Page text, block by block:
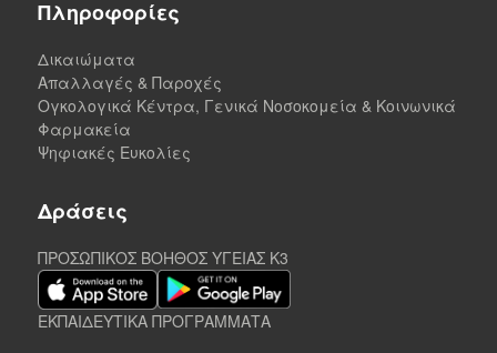
Πληροφορίες
Δικαιώματα
Απαλλαγές & Παροχές
Ογκολογικά Κέντρα, Γενικά Νοσοκομεία & Κοινωνικά
Φαρμακεία
Ψηφιακές Ευκολίες
Δράσεις
ΠΡΟΣΩΠΙΚΟΣ ΒΟΗΘΟΣ ΥΓΕΙΑΣ K3
ΕΚΠΑΙΔΕΥΤΙΚΑ ΠΡΟΓΡΑΜΜΑΤΑ